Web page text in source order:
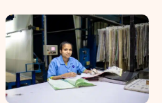
Regionų naujienos
Indėlių palūkanos